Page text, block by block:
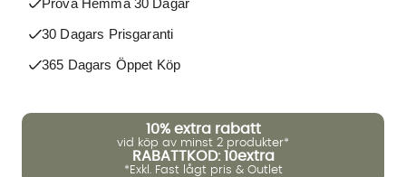
30 Dagars Prisgaranti
365 Dagars Öppet Köp
10% extra rabatt
vid köp av minst 2 produkter*
RABATTKOD: 10extra
*Exkl. Fast lågt pris & Outlet